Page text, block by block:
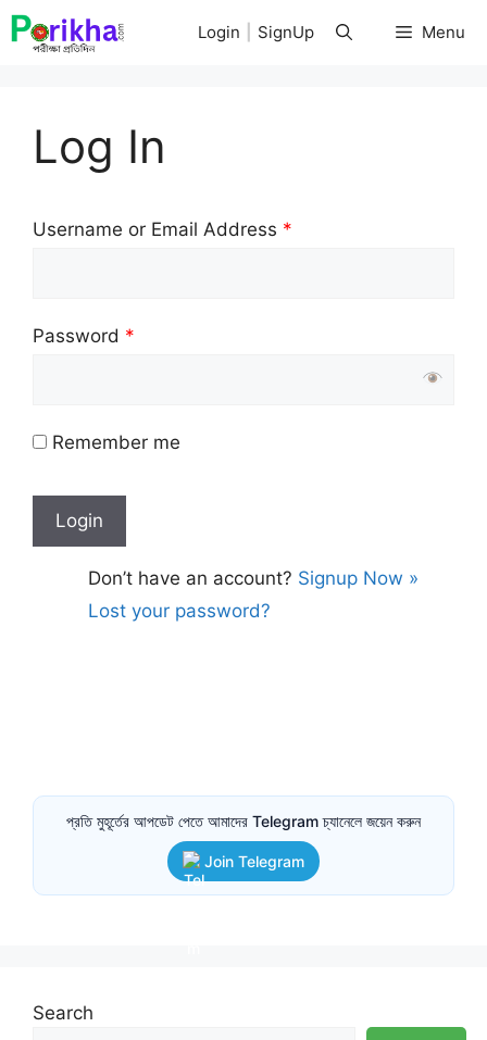
Skip
to
Menu
Login SignUp
Log In
Username or Email Address *
Password *
Remember me
Don’t have an account? Signup Now »
Lost your password?
প্রতি মুহূর্তের আপডেট পেতে আমাদের Telegram চ্যানেলে জয়েন করুন
Join Telegram
Search